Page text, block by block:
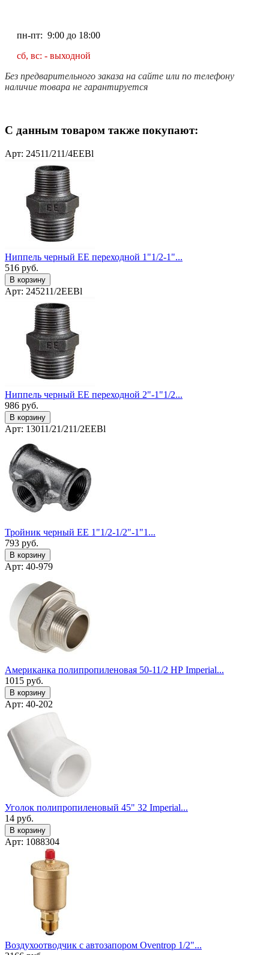
пн-пт: 9:00 до 18:00
сб, вс: - выходной
Без предварительного заказа на сайте или по телефону
наличие товара не гарантируется
С данным товаром также покупают:
Арт: 24511/211/4EEBl
Ниппель черный EE переходной 1"1/2-1"...
516 руб.
В корзину
Арт: 245211/2EEBl
Ниппель черный EE переходной 2"-1"1/2...
986 руб.
В корзину
Арт: 13011/21/211/2EEBl
Тройник черный EE 1"1/2-1/2"-1"1...
793 руб.
В корзину
Арт: 40-979
Американка полипропиленовая 50-11/2 НР Imperial...
1015 руб.
В корзину
Арт: 40-202
Уголок полипропиленовый 45" 32 Imperial...
14 руб.
В корзину
Арт: 1088304
Воздухоотводчик с автозапором Oventrop 1/2"...